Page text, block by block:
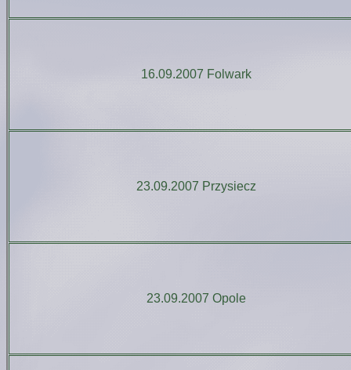
16.09.2007 Folwark
23.09.2007 Przysiecz
23.09.2007 Opole